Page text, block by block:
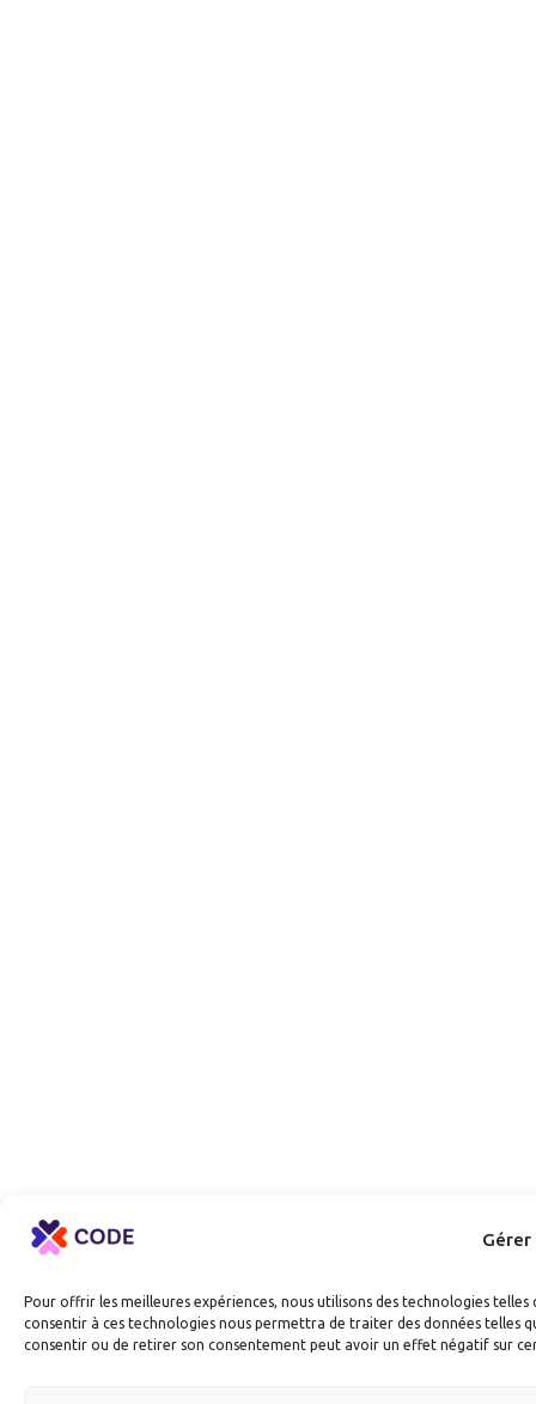
Pour offrir les meilleures expériences, nous utilisons des technologies
consentir à ces technologies nous permettra de traiter des données telles
consentir ou de retirer son consentement peut avoir un effet négatif sur